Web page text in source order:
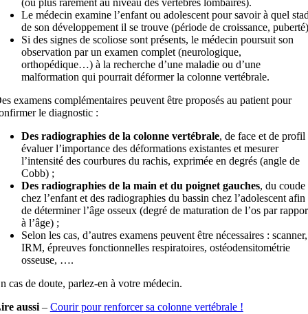
(ou plus rarement au niveau des vertèbres lombaires).
Le médecin examine l’enfant ou adolescent pour savoir à quel
de son développement il se trouve (période de croissance,
Si des signes de scoliose sont présents, le médecin poursuit son
observation par un examen complet (neurologique,
orthopédique…) à la recherche d’une maladie ou d’une
malformation qui pourrait déformer la colonne vertébrale.
examens complémentaires peuvent être proposés au patient pour
le diagnostic :
Des radiographies de la colonne vertébrale, de face et de profil
évaluer l’importance des déformations existantes et mesurer
l’intensité des courbures du rachis, exprimée en degrés (angle de
Cobb) ;
Des radiographies de la main et du poignet gauches, du coude
chez l’enfant et des radiographies du bassin chez l’adolescent afin
de déterminer l’âge osseux (degré de maturation de l’os par
à l’âge) ;
Selon les cas, d’autres examens peuvent être nécessaires : scanner,
IRM, épreuves fonctionnelles respiratoires, ostéodensitométrie
osseuse, ….
cas de doute, parlez-en à votre médecin.
aussi– Courir pour renforcer sa colonne vertébrale !